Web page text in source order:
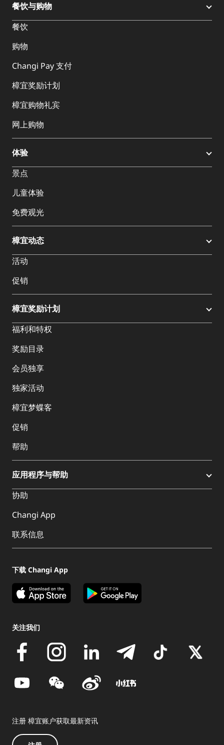
餐饮与购物
餐饮
购物
Changi Pay 支付
樟宜奖励计划
樟宜购物礼宾
网上购物
体验
景点
儿童体验
免费观光
樟宜动态
活动
促销
樟宜奖励计划
福利和特权
奖励目录
会员独享
独家活动
樟宜梦蝶客
促销
帮助
应用程序与帮助
协助
Changi App
联系信息
下载 Changi App
关注我们
注册 樟宜账户获取最新资讯